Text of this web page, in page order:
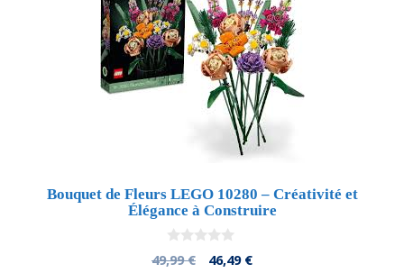
Bouquet de Fleurs LEGO 10280 – Créativité et
Élégance à Construire
0
d
49,99€
El
46,49 €El